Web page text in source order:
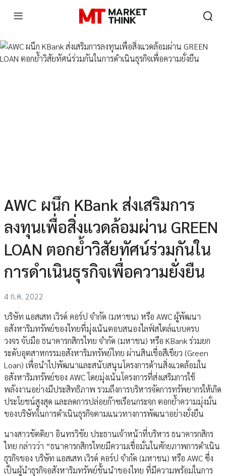
AWC ผนึก KBank ส่งเสริมการ
ลงทุนเพื่อสิ่งแวดล้อมผ่าน GREEN
LOAN ตอกย้ำวิสัยทัศน์ร่วมกันใน
การดำเนินธุรกิจเพื่อความยั่งยืน
4 ก.ค. 2022
บริษัท แอสเสท เวิรด์ คอร์ป จำกัด (มหาชน) หรือ AWC ผู้พัฒนา
อสังหาริมทรัพย์ของไทยที่มุ่งเน้นตอบสนองไลฟ์สไตล์แบบครบ
วงจร จับมือ ธนาคารกสิกรไทย จำกัด (มหาชน) หรือ KBank ร่วมยก
ระดับอุตสาหกรรมอสังหาริมทรัพย์ไทย ผ่านสินเชื่อสีเขียว (Green
Loan) เพื่อนำไปพัฒนาและสนับสนุนโครงการด้านสิ่งแวดล้อมใน
อสังหาริมทรัพย์ของ AWC โดยมุ่งเน้นโครงการที่ส่งเสริมการใช้
พลังงานอย่างมีประสิทธิภาพ รวมถึงการบริหารจัดการทรัพยากรให้เกิด
ประโยชน์สูงสุด และลดการปล่อยก๊าซเรือนกระจก ตอกย้ำความมุ่งมั่น
ของบริษัทในการดำเนินธุรกิจตามแนวทางการพัฒนาอย่างยั่งยืน
นางสาวขัตติยา อินทรวิชัย ประธานเจ้าหน้าที่บริหาร ธนาคารกสิกร
ไทย กล่าวว่า “ธนาคารกสิกรไทยมีความเชื่อมั่นในศักยภาพการดำเนิน
ธุรกิจของ บริษัท แอสเสท เวิรด์ คอร์ป จำกัด (มหาชน) หรือ AWC ซึ่ง
เป็นผู้นำธุรกิจอสังหาริมทรัพย์ชั้นนำของไทย ที่มีความพร้อมในการ